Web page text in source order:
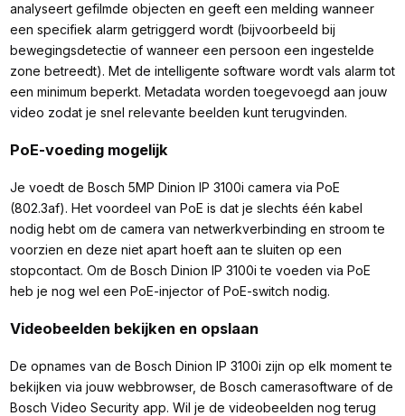
analyseert gefilmde objecten en geeft een melding wanneer
een specifiek alarm getriggerd wordt (bijvoorbeeld bij
bewegingsdetectie of wanneer een persoon een ingestelde
zone betreedt). Met de intelligente software wordt vals alarm tot
een minimum beperkt. Metadata worden toegevoegd aan jouw
video zodat je snel relevante beelden kunt terugvinden.
PoE-voeding mogelijk
Je voedt de Bosch 5MP Dinion IP 3100i camera via PoE
(802.3af). Het voordeel van PoE is dat je slechts één kabel
nodig hebt om de camera van netwerkverbinding en stroom te
voorzien en deze niet apart hoeft aan te sluiten op een
stopcontact. Om de Bosch Dinion IP 3100i te voeden via PoE
heb je nog wel een PoE-injector of PoE-switch nodig.
Videobeelden bekijken en opslaan
De opnames van de Bosch Dinion IP 3100i zijn op elk moment te
bekijken via jouw webbrowser, de Bosch camerasoftware of de
Bosch Video Security app. Wil je de videobeelden nog terug